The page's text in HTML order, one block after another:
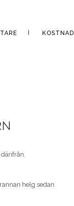
KOSTNAD
därifrån.
helg sedan